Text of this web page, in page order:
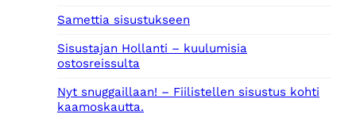
Samettia sisustukseen
Sisustajan Hollanti – kuulumisia
ostosreissulta
Nyt snuggaillaan! – Fiilistellen sisustus kohti
kaamoskautta.